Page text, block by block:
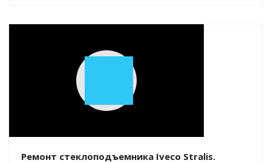
Play
Ремонт стеклоподъемника Iveco Stralis.